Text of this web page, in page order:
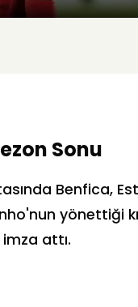
Sonu
Benfica,
yönettiği
attı.